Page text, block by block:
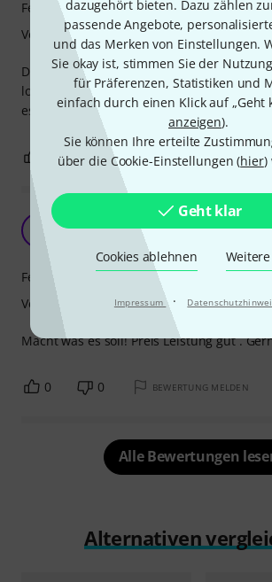
dazugehört bieten. Dazu zählen
passende Angebote,
und das Merken von Einstellungen.
Sie okay ist, stimmen Sie der
für Präferenzen, Statistiken und
einfach durch einen Klick auf „Geht
anzeigen).
Sie können Ihre erteilte
über die Cookie-Einstellungen (hier)
Geht klar
Cookies ablehnen
Impressum ·
Die Tore erfüllen ihre Aufgabe. Aber leider
locker im Scheinwerfer und verdrehen
es noch Nachholbedarf. Daher auch nur 4
Features
Verarbeitung
0 BEWERTUNG MELDEN
Stairville Barndoor Mini Stage Par
HoZpotMusik
Macht was es soll! Preis Leistung gut .
Features
Verarbeitung
0 0 BEWERTUNG MELDEN
Alle Bewertungen
Alternativen